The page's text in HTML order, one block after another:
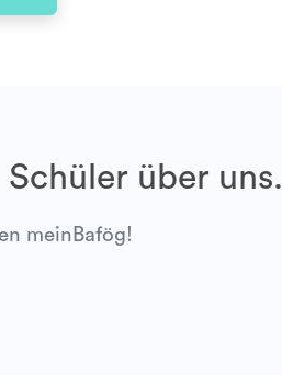
über uns.
meinBafög!